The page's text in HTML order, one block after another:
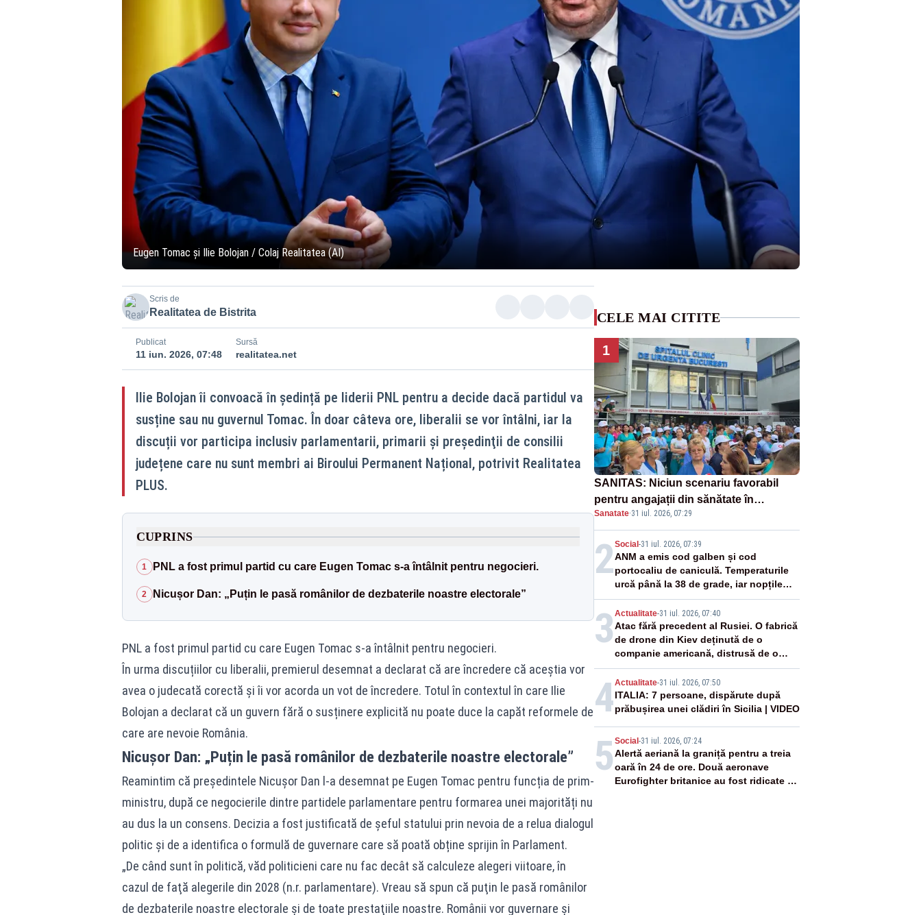
Eugen Tomac și Ilie Bolojan / Colaj Realitatea (AI)
Scris de
Realitatea de Bistrita
Publicat
11 iun. 2026, 07:48
Sursă
realitatea.net
Ilie Bolojan îi convoacă în ședință pe liderii PNL pentru a decide dacă partidul va
susține sau nu guvernul Tomac. În doar câteva ore, liberalii se vor întâlni, iar la
discuții vor participa inclusiv parlamentarii, primarii şi preşedinţii de consilii
județene care nu sunt membri ai Biroului Permanent Național, potrivit Realitatea
PLUS.
CUPRINS
1 PNL a fost primul partid cu care Eugen Tomac s-a întâlnit pentru negocieri.
2 Nicușor Dan: „Puțin le pasă românilor de dezbaterile noastre electorale”
PNL a fost primul partid cu care Eugen Tomac s-a întâlnit pentru negocieri.
În urma discuțiilor cu liberalii, premierul desemnat a declarat că are încredere că aceștia vor
avea o judecată corectă și îi vor acorda un vot de încredere. Totul în contextul în care Ilie
Bolojan a declarat că un guvern fără o susținere explicită nu poate duce la capăt reformele de
care are nevoie România.
Nicușor Dan: „Puțin le pasă românilor de dezbaterile noastre electorale”
Reamintim că președintele Nicușor Dan l-a desemnat pe Eugen Tomac pentru funcția de prim-
ministru, după ce negocierile dintre partidele parlamentare pentru formarea unei majorități nu
au dus la un consens. Decizia a fost justificată de șeful statului prin nevoia de a relua dialogul
politic și de a identifica o formulă de guvernare care să poată obține sprijin în Parlament.
„De când sunt în politică, văd politicieni care nu fac decât să calculeze alegeri viitoare, în
cazul de faţă alegerile din 2028 (n.r. parlamentare). Vreau să spun că puţin le pasă românilor
de dezbaterile noastre electorale şi de toate prestaţiile noastre. Românii vor guvernare şi
CELE MAI CITITE
1
SANITAS: Niciun scenariu favorabil
pentru angajații din sănătate în
proiectul Legii salarizării
Sanatate·31 iul. 2026, 07:29
2Social -31 iul. 2026, 07:39
ANM a emis cod galben și cod
portocaliu de caniculă. Temperaturile
urcă până la 38 de grade, iar nopțile
devin tropicale
3 Actualitate-31 iul. 2026, 07:40
Atac fără precedent al Rusiei. O fabrică
de drone din Kiev deținută de o
companie americană, distrusă de o
rachetă rusească
4Actualitate-31 iul. 2026, 07:50
ITALIA: 7 persoane, dispărute după
prăbușirea unei clădiri în Sicilia | VIDEO
5 Social -31 iul. 2026, 07:24
Alertă aeriană la graniță pentru a treia
oară în 24 de ore. Două aeronave
Eurofighter britanice au fost ridicate de